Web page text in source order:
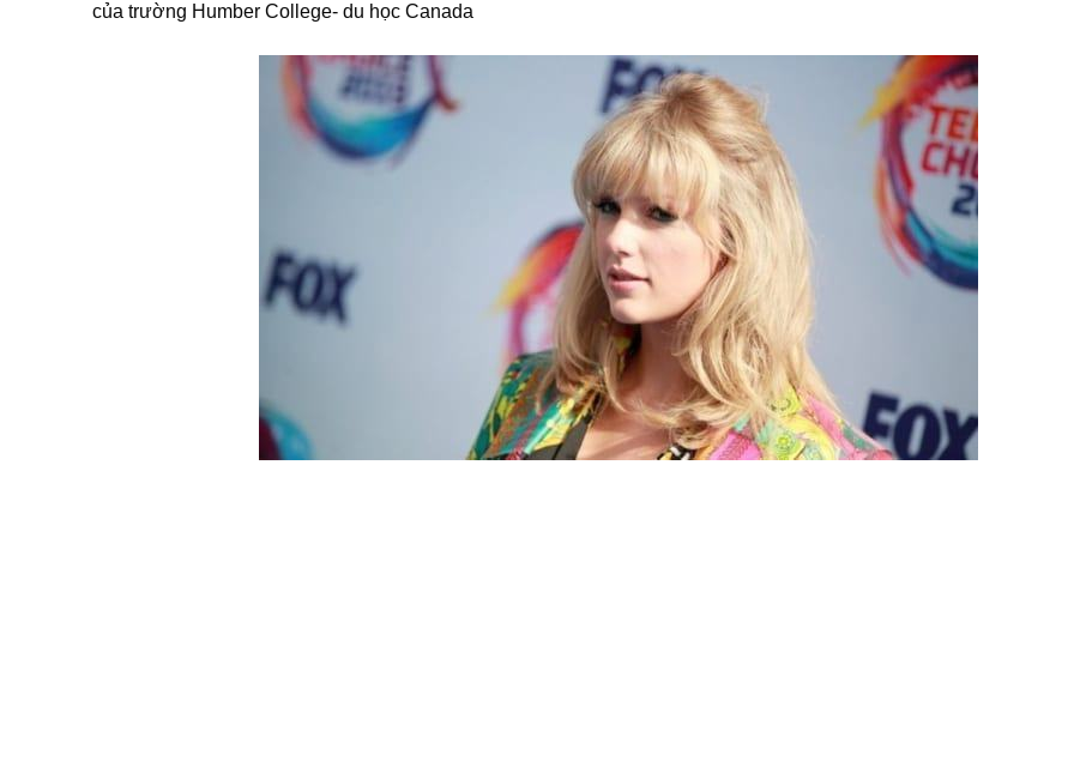
của trường Humber College- du học Canada